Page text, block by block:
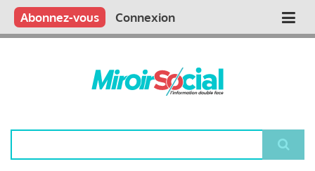
Aller
contenu
Main
Qui sommes nous ?
Vous publiez
Nous publions
Contactez-nous
Abonnez-vous Connexion